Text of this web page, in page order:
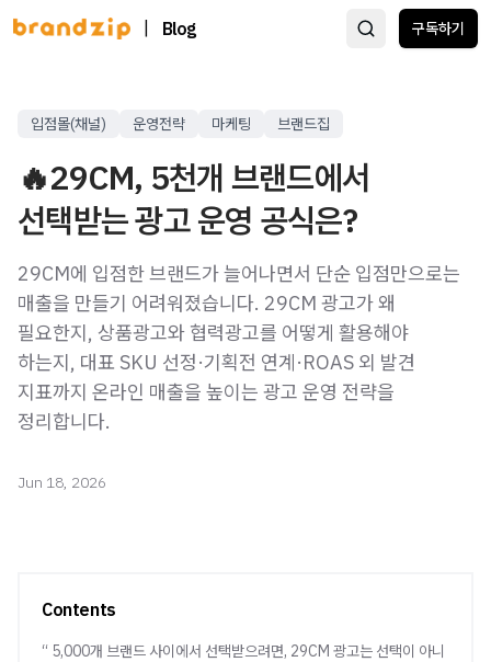
Blog 구독하기
입점몰(채널) 운영전략 마케팅 브랜드집
🔥29CM, 5천개 브랜드에서
선택받는 광고 운영 공식은?
29CM에 입점한 브랜드가 늘어나면서 단순 입점만으로는
매출을 만들기 어려워졌습니다. 29CM 광고가 왜
필요한지, 상품광고와 협력광고를 어떻게 활용해야
하는지, 대표 SKU 선정·기획전 연계·ROAS 외 발견
지표까지 온라인 매출을 높이는 광고 운영 전략을
정리합니다.
Jun 18, 2026
Contents
“ 5,000개 브랜드 사이에서 선택받으려면, 29CM 광고는 선택이 아니